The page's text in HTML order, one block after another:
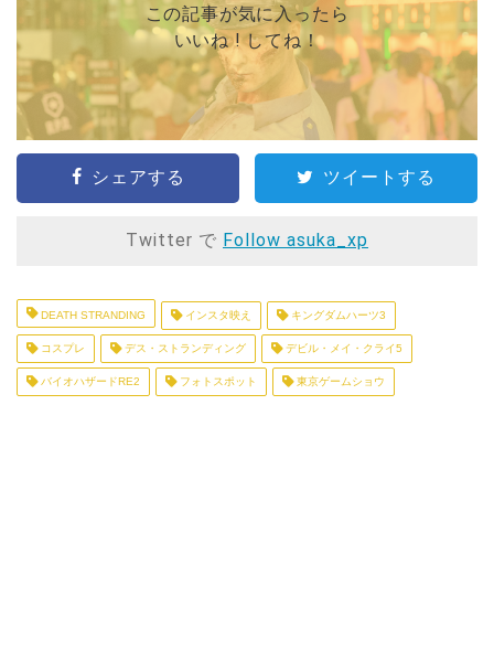
この記事が気に入ったら
いいね ! してね！
シェアする ツイートする
Twitter で Follow asuka_xp
DEATH STRANDING インスタ映え キングダムハーツ3
コスプレ デス・ストランディング デビル・メイ・クライ5
バイオハザードRE2 フォトスポット 東京ゲームショウ